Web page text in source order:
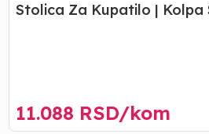
Stolica Za Kupatilo | Kolpa
11.088 RSD/kom